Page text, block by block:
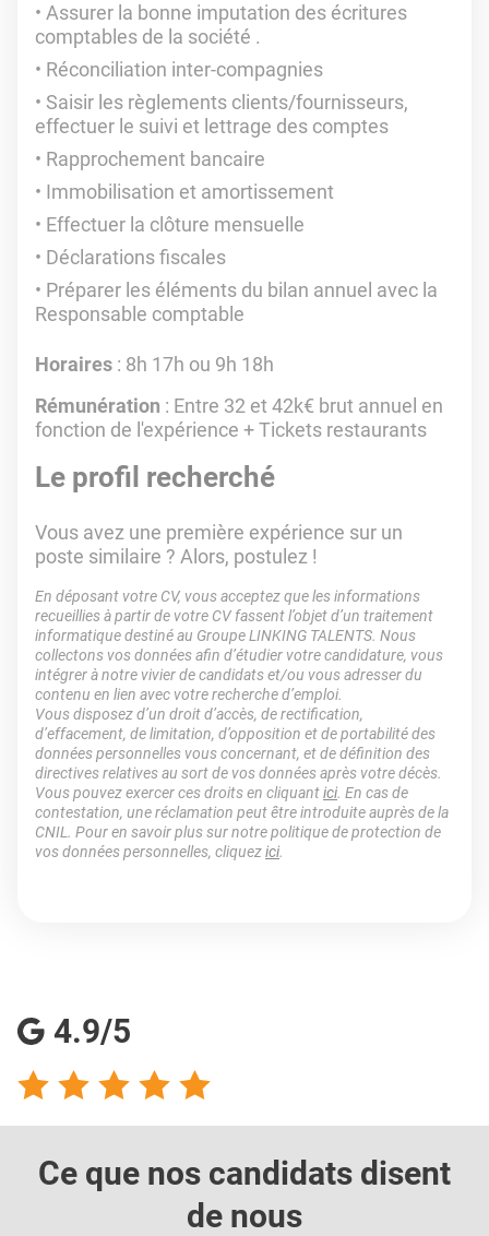
Assurer la bonne imputation des écritures
comptables de la société .
Réconciliation inter-compagnies
Saisir les règlements clients/fournisseurs,
effectuer le suivi et lettrage des comptes
Rapprochement bancaire
Immobilisation et amortissement
Effectuer la clôture mensuelle
Déclarations fiscales
Préparer les éléments du bilan annuel avec la
Responsable comptable
Horaires : 8h 17h ou 9h 18h
Rémunération : Entre 32 et 42k€ brut annuel en
fonction de l'expérience + Tickets restaurants
Le profil recherché
Vous avez une première expérience sur un
poste similaire ? Alors, postulez !
En déposant votre CV, vous acceptez que les informations
recueillies à partir de votre CV fassent l’objet d’un traitement
informatique destiné au Groupe LINKING TALENTS. Nous
collectons vos données afin d’étudier votre candidature, vous
intégrer à notre vivier de candidats et/ou vous adresser du
contenu en lien avec votre recherche d’emploi.
Vous disposez d’un droit d’accès, de rectification,
d’effacement, de limitation, d’opposition et de portabilité des
données personnelles vous concernant, et de définition des
directives relatives au sort de vos données après votre décès.
Vous pouvez exercer ces droits en cliquantici. En cas de
contestation, une réclamation peut être introduite auprès de la
CNIL. Pour en savoir plus sur notre politique de protection de
vos données personnelles, cliquezici.
4.9/5
Ce que nos candidats disent
de nous